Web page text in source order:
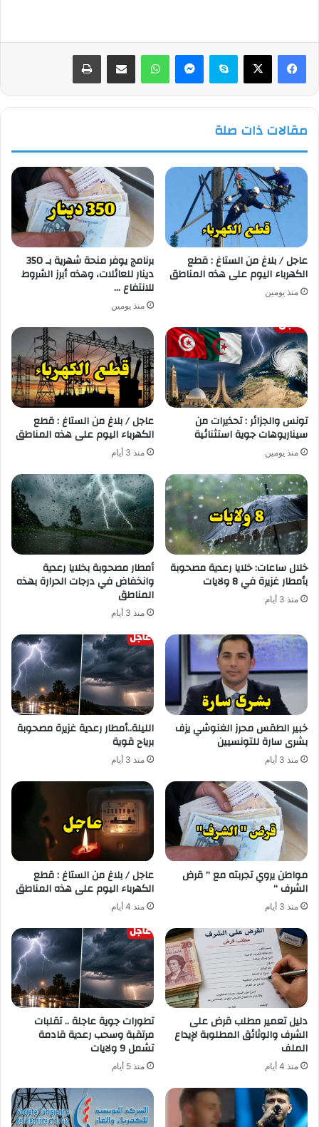
فيسبوك سكايب واتساب
مقالات ذات صلة
عاجل / بلاغ من الستاغ : قطع
الكهرباء اليوم على هذه المناطق
منذ يومين
برنامج يوفر منحة شهرية بـ 350
دينار للعائلات، وهذه أبرز الشروط
للانتفاع …
منذ يومين
تونس والجزائر : تحذيرات من
سيناريوهات جوية استثنائية
منذ يومين
عاجل / بلاغ من الستاغ : قطع
الكهرباء اليوم على هذه المناطق
منذ 3 أيام
خلال ساعات: خلايا رعدية مصحوبة
بأمطار غزيرة في 8 ولايات
منذ 3 أيام
أمطار مصحوبة بخلايا رعدية
وانخفاض في درجات الحرارة بهذه
المناطق
منذ 3 أيام
خبير الطقس محرز الغنوشي يزف
بشرى سارة للتونسيين
منذ 3 أيام
الليلة..أمطار رعدية غزيرة مصحوبة
برياح قوية
منذ 3 أيام
مواطن يروي تجربته مع ” قرض
الشرف “
منذ 3 أيام
عاجل / بلاغ من الستاغ : قطع
الكهرباء اليوم على هذه المناطق
منذ 4 أيام
دليل تعمير مطلب قرض على
الشرف والوثائق المطلوبة لإيداع
الملف
منذ 4 أيام
تطورات جوية عاجلة .. تقلبات
مرتقبة وسحب رعدية قادمة
تشمل 9 ولايات
منذ 5 أيام